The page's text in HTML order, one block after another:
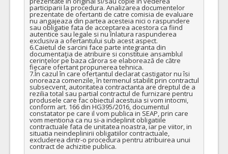
participarii la procedura. Analizarea documentelor
prezentate de ofertanti de catre comisia de evaluare
nu angajeaza din partea acesteia nici o raspundere
sau obligatie fata de acceptarea acestora ca fiind
autentice sau legale si nu înlatura raspunderea
exclusiva a ofertantului sub acest aspect.
6.Caietul de sarcini face parte integranta din
documentaţia de atribuire si constituie ansamblul
cerinţelor pe baza cărora se elaborează de către
fiecare ofertant propunerea tehnica.
7.În cazul în care ofertantul declarat castigator nu îsi
onoreaza comenzile, în termenul stabilit prin contractul
subsecvent, autoritatea contractanta are dreptul de a
rezilia total sau partial contractul de furnizare pentru
produsele care fac obiectul acestuia si vom intocmi,
conform art. 166 din HG395/2016, documentul
constatator pe care il vom publica in SEAP, prin care
vom mentiona ca nu si-a indeplinit obligatiile
contractuale fata de unitatea noastra, iar pe viitor, in
situatia neindeplinirii obligatiilor contractuale,
excluderea dintr-o procedura pentru atribuirea unui
contract de achizitie publica.